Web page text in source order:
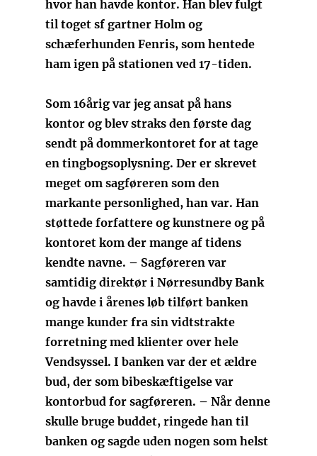
hvor han havde kontor. Han blev fulgt
til toget sf gartner Holm og
schæferhunden Fenris, som hentede
ham igen på stationen ved 17-tiden.
Som 16årig var jeg ansat på hans
kontor og blev straks den første dag
sendt på dommerkontoret for at tage
en tingbogsoplysning. Der er skrevet
meget om sagføreren som den
markante personlighed, han var. Han
støttede forfattere og kunstnere og på
kontoret kom der mange af tidens
kendte navne. – Sagføreren var
samtidig direktør i Nørresundby Bank
og havde i årenes løb tilført banken
mange kunder fra sin vidtstrakte
forretning med klienter over hele
Vendsyssel. I banken var der et ældre
bud, der som bibeskæftigelse var
kontorbud for sagføreren. – Når denne
skulle bruge buddet, ringede han til
banken og sagde uden nogen som helst